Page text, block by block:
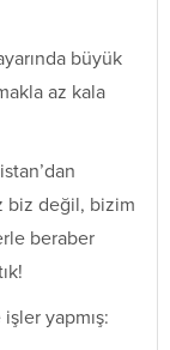
büyük
az kala
biz değil, bizim
beraber
yapmış: